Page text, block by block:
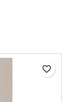
favorite_border